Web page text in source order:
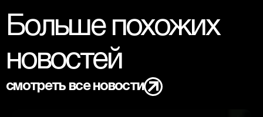
Больше похожих
новостей
смотреть все новости